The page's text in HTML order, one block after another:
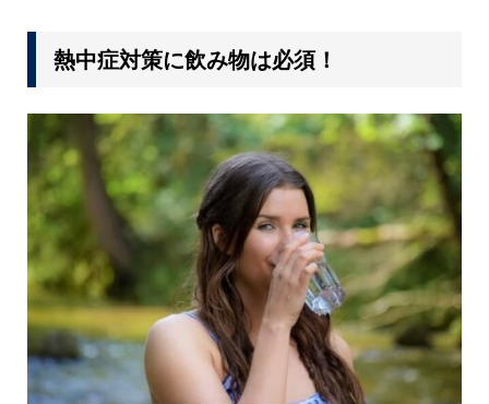
熱中症対策に飲み物は必須！